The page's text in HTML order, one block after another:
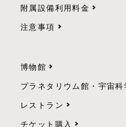
附属設備利用料金
注意事項
博物館
プラネタリウム館・宇宙科
レストラン
チケット購入